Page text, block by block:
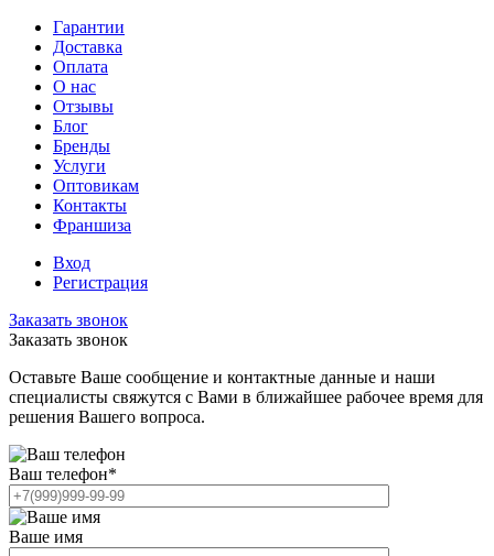
Гарантии
Доставка
Оплата
О нас
Отзывы
Блог
Бренды
Услуги
Оптовикам
Контакты
Франшиза
Вход
Регистрация
Заказать звонок
Заказать звонок
Оставьте Ваше сообщение и контактные данные и наши
специалисты свяжутся с Вами в ближайшее рабочее время для
решения Вашего вопроса.
Ваш телефон*
Ваше имя